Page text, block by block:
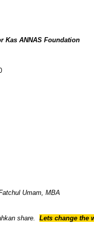
Kas ANNAS Foundation
Umam, MBA
share. Lets change the